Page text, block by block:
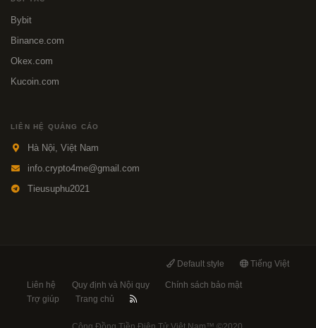
Bybit
Binance.com
Okex.com
Kucoin.com
LIÊN HỆ QUẢNG CÁO
Hà Nội, Việt Nam
info.crypto4me@gmail.com
Tieusuphu2021
Default style Tiếng Việt
Liên hệ Quy định và Nội quy
Chính sách bảo mật
Trợ giúp
Trang chủ